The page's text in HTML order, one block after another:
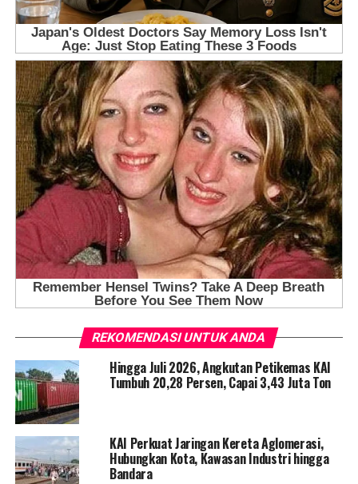
REKOMENDASI UNTUK ANDA
Hingga Juli 2026, Angkutan Petikemas KAI
Tumbuh 20,28 Persen, Capai 3,43 Juta Ton
KAI Perkuat Jaringan Kereta Aglomerasi,
Hubungkan Kota, Kawasan Industri hingga
Bandara